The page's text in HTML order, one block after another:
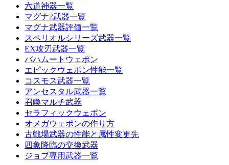
六道神器一覧
マグナ2武器一覧
マグナ武器評価一覧
スペリオルシリーズ武器一覧
EX攻刃武器一覧
バハムートウェポン
エピックウェポン性能一覧
コスモス武器一覧
アンセスタル武器一覧
召喚マルチ武器
セラフィックウェポン
オメガウェポンの作り方
古戦場武器の性能と属性変更先
四象降臨の交換武器
ジョブ専用武器一覧